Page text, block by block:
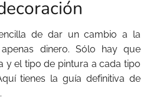
de dar un cambio a la
dinero. Sólo hay que
y el tipo de pintura a cada tipo
tienes la guía definitiva de